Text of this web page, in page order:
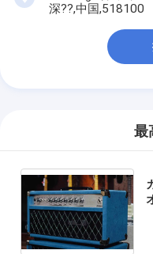
深??,中国,518100
最